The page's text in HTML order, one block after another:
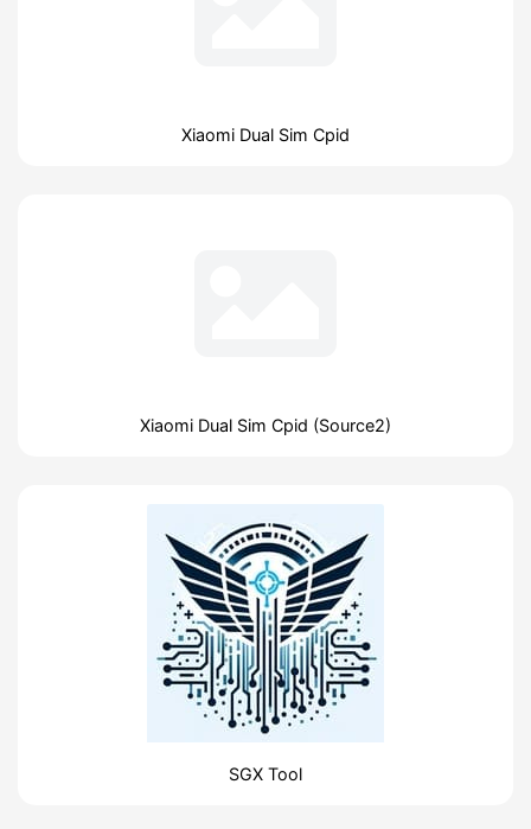
Xiaomi Dual Sim Cpid
Xiaomi Dual Sim Cpid (Source2)
SGX Tool